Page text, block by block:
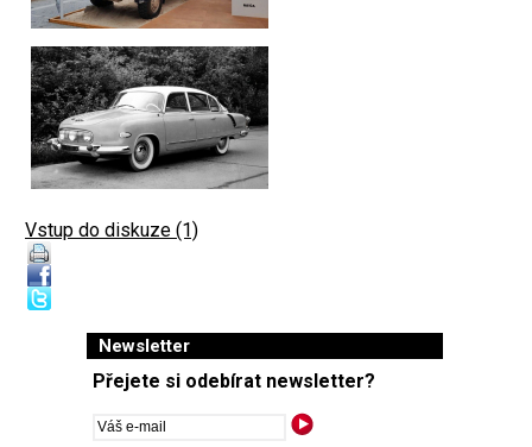
Vstup do diskuze (1)
Newsletter
Přejete si odebírat newsletter?